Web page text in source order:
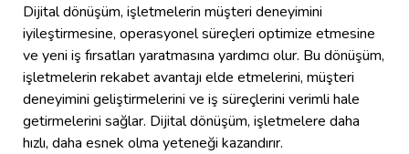
Dijital dönüşüm, işletmelerin müşteri deneyimini
iyileştirmesine, operasyonel süreçleri optimize etmesine
ve yeni iş fırsatları yaratmasına yardımcı olur. Bu dönüşüm,
işletmelerin rekabet avantajı elde etmelerini, müşteri
deneyimini geliştirmelerini ve iş süreçlerini verimli hale
getirmelerini sağlar. Dijital dönüşüm, işletmelere daha
hızlı, daha esnek olma yeteneği kazandırır.